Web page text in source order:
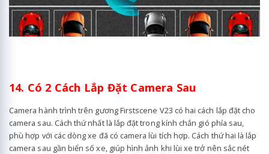
14. Có 2 Cách Lắp Đặt Camera Sau
Camera hành trình trên gương Firstscene V23 có hai cách lắp đặt cho
camera sau. Cách thứ nhất là lắp đặt trong kính chắn gió phía sau,
phù hợp với các dòng xe đã có camera lùi tích hợp. Cách thứ hai là lắp
camera sau gần biển số xe, giúp hình ảnh khi lùi xe trở nên sắc nét